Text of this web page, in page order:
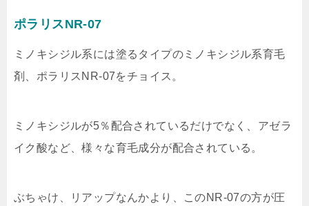
ポラリスNR-07
ミノキシジル系には塗るタイプのミノキシジル系育毛
剤、ポラリスNR-07をチョイス。
ミノキシジルが5％配合されているだけでなく、アゼラ
イク酸など、様々な育毛成分が配合されている。
ぶちゃけ、リアップなんかより、このNR-07の方が圧